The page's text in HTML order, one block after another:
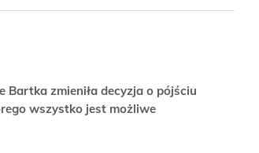
zmieniła decyzja o pójściu
wszystko jest możliwe